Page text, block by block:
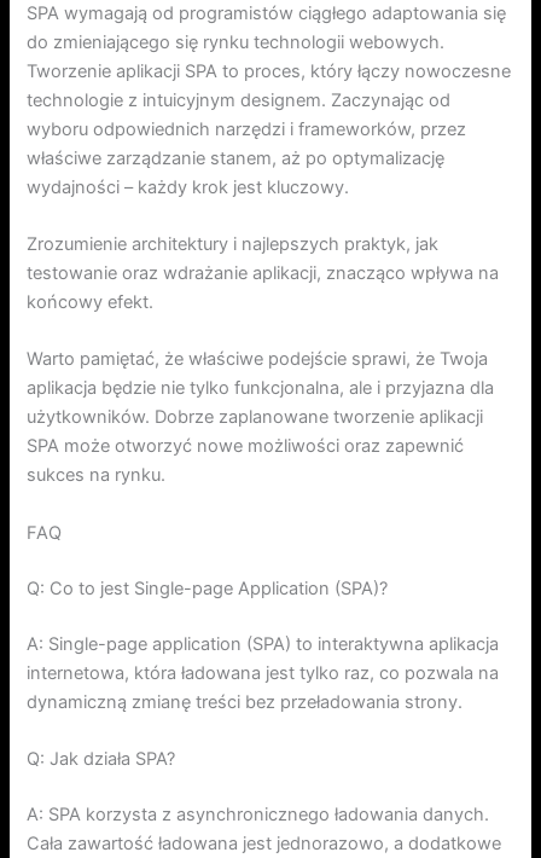
SPA wymagają od programistów ciągłego adaptowania się
do zmieniającego się rynku technologii webowych.
Tworzenie aplikacji SPA to proces, który łączy nowoczesne
technologie z intuicyjnym designem. Zaczynając od
wyboru odpowiednich narzędzi i frameworków, przez
właściwe zarządzanie stanem, aż po optymalizację
wydajności – każdy krok jest kluczowy.
Zrozumienie architektury i najlepszych praktyk, jak
testowanie oraz wdrażanie aplikacji, znacząco wpływa na
końcowy efekt.
Warto pamiętać, że właściwe podejście sprawi, że Twoja
aplikacja będzie nie tylko funkcjonalna, ale i przyjazna dla
użytkowników. Dobrze zaplanowane tworzenie aplikacji
SPA może otworzyć nowe możliwości oraz zapewnić
sukces na rynku.
FAQ
Q: Co to jest Single-page Application (SPA)?
A: Single-page application (SPA) to interaktywna aplikacja
internetowa, która ładowana jest tylko raz, co pozwala na
dynamiczną zmianę treści bez przeładowania strony.
Q: Jak działa SPA?
A: SPA korzysta z asynchronicznego ładowania danych.
Cała zawartość ładowana jest jednorazowo, a dodatkowe